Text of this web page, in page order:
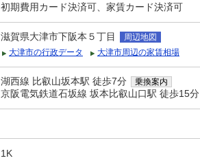
初期費用カード決済可、家賃カード決済可
滋賀県大津市下阪本５丁目
周辺地図
大津市の行政データ
大津市周辺の家賃相場
湖西線 比叡山坂本駅 徒歩7分 乗換案内
京阪電気鉄道石坂線 坂本比叡山口駅 徒歩15分
1K